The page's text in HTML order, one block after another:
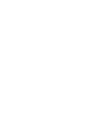
Ako často
Japonský prístup:
Kedy